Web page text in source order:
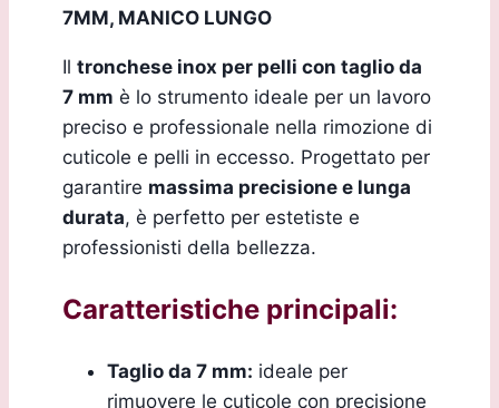
7MM, MANICO LUNGO
Il tronchese inox per pelli con taglio da
7 mm è lo strumento ideale per un lavoro
preciso e professionale nella rimozione di
cuticole e pelli in eccesso. Progettato per
garantire massima precisione e lunga
durata, è perfetto per estetiste e
professionisti della bellezza.
Caratteristiche principali:
Taglio da 7 mm: ideale per
rimuovere le cuticole con precisione